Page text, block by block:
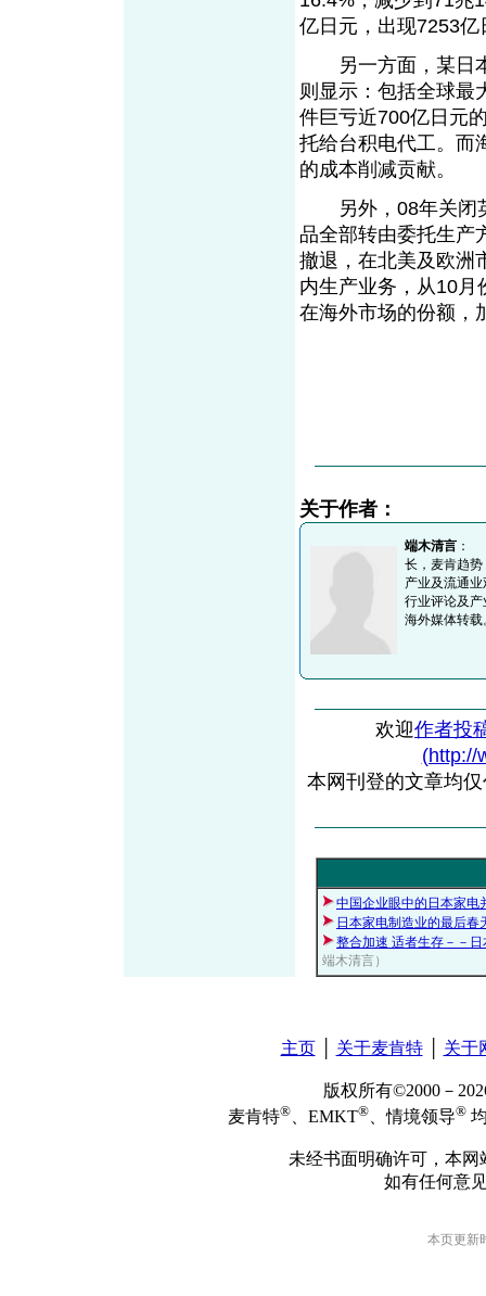
亿日元，出现7253
另一方面，某日本
则显示：包括全球最
件巨亏近700亿日元
托给台积电代工。而
的成本削减贡献。
另外，08年关闭英
品全部转由委托生产
撤退，在北美及欧洲
内生产业务，从10月
在海外市场的份额，
关于作者：
端木清言 ：
长，麦肯趋
产业及流通
行业评论及
海外媒体转
欢迎作者投
(http://
本网刊登的文章均
中国企业眼中的日本家电
日本家电制造业的最后春
整合加速 适者生存－－
端木清言）
主页│ 关于麦肯特│ 关于
版权所有©2000－
麦肯特® 、EMKT® 、情境领导®
未经书面明确许可，本
如有任何意
本页更新